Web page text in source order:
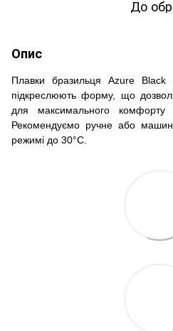
До
Опис
Плавки бразильця Azure
підкреслюють форму, що
для максимального комфорту
Рекомендуємо ручне або
режимі до 30°C.